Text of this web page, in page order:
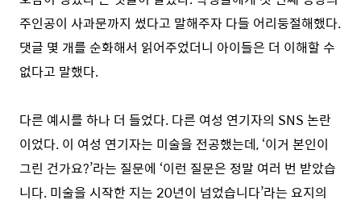
주인공이 사과문까지 썼다고 말해주자 다들 어리둥절해했다.
댓글 몇 개를 순화해서 읽어주었더니 아이들은 더 이해할 수
없다고 말했다.
다른 예시를 하나 더 들었다. 다른 여성 연기자의 SNS 논란
이었다. 이 여성 연기자는 미술을 전공했는데, ‘이거 본인이
그린 건가요?’라는 질문에 ‘이런 질문은 정말 여러 번 받았습
니다. 미술을 시작한 지는 20년이 넘었습니다’라는 요지의